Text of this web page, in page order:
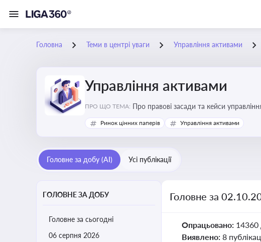
Головна Теми в центрі уваги Управління активами
Управління активами
ПРО ЩО ТЕМА: Про правові засади та кейси
збереження та ефективне
Ринок цінних паперів Управління активами
Головне за добу (AI) Усі публікації
ГОЛОВНЕ ЗА ДОБУ
Головне за сьогодні
06 серпня 2026
Головне за
Опрацьовано:
Виявлено: 8